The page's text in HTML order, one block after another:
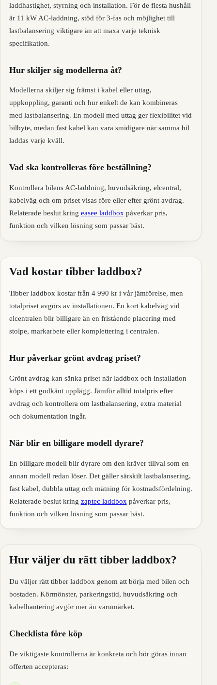
laddhastighet, styrning och installation. För de flesta hushåll
är 11 kW AC-laddning, stöd för 3-fas och möjlighet till
lastbalansering viktigare än att maxa varje teknisk
specifikation.
Hur skiljer sig modellerna åt?
Modellerna skiljer sig främst i kabel eller uttag,
uppkoppling, garanti och hur enkelt de kan kombineras
med lastbalansering. En modell med uttag ger flexibilitet vid
bilbyte, medan fast kabel kan vara smidigare när samma bil
laddas varje kväll.
Vad ska kontrolleras före beställning?
Kontrollera bilens AC-laddning, huvudsäkring, elcentral,
kabelväg och om priset visas före eller efter grönt avdrag.
Relaterade beslut kring easee laddbox påverkar pris,
funktion och vilken lösning som passar bäst.
Vad kostar tibber laddbox?
Tibber laddbox kostar från 4 990 kr i vår jämförelse, men
totalpriset avgörs av installationen. En kort kabelväg vid
elcentralen blir billigare än en fristående placering med
stolpe, markarbete eller komplettering i centralen.
Hur påverkar grönt avdrag priset?
Grönt avdrag kan sänka priset när laddbox och installation
köps i ett godkänt upplägg. Jämför alltid totalpris efter
avdrag och kontrollera om lastbalansering, extra material
och dokumentation ingår.
När blir en billigare modell dyrare?
En billigare modell blir dyrare om den kräver tillval som en
annan modell redan löser. Det gäller särskilt lastbalansering,
fast kabel, dubbla uttag och mätning för kostnadsfördelning.
Relaterade beslut kring zaptec laddbox påverkar pris,
funktion och vilken lösning som passar bäst.
Hur väljer du rätt tibber laddbox?
Du väljer rätt tibber laddbox genom att börja med bilen och
bostaden. Körmönster, parkeringstid, huvudsäkring och
kabelhantering avgör mer än varumärket.
Checklista före köp
De viktigaste kontrollerna är konkreta och bör göras innan
offerten accepteras: